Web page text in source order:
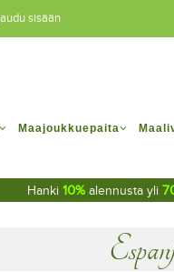
sisään
Maajoukkuepaita
Hanki 10% alennusta yli